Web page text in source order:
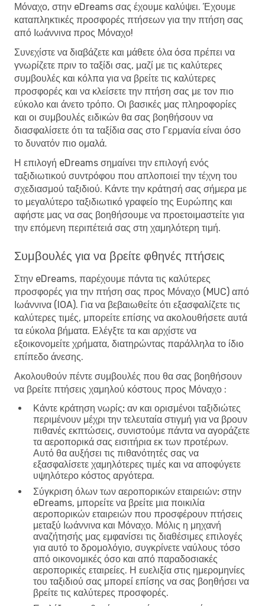
Μόναχο, στην eDreams σας έχουμε καλύψει. Έχουμε
καταπληκτικές προσφορές πτήσεων για την πτήση σας
από Ιωάννινα προς Μόναχο!
Συνεχίστε να διαβάζετε και μάθετε όλα όσα πρέπει να
γνωρίζετε πριν το ταξίδι σας, μαζί με τις καλύτερες
συμβουλές και κόλπα για να βρείτε τις καλύτερες
προσφορές και να κλείσετε την πτήση σας με τον πιο
εύκολο και άνετο τρόπο. Οι βασικές μας πληροφορίες
και οι συμβουλές ειδικών θα σας βοηθήσουν να
διασφαλίσετε ότι τα ταξίδια σας στο Γερμανία είναι όσο
το δυνατόν πιο ομαλά.
Η επιλογή eDreams σημαίνει την επιλογή ενός
ταξιδιωτικού συντρόφου που απλοποιεί την τέχνη του
σχεδιασμού ταξιδιού. Κάντε την κράτησή σας σήμερα με
το μεγαλύτερο ταξιδιωτικό γραφείο της Ευρώπης και
αφήστε μας να σας βοηθήσουμε να προετοιμαστείτε για
την επόμενη περιπέτειά σας στη χαμηλότερη τιμή.
Συμβουλές για να βρείτε φθηνές πτήσεις
Στην eDreams, παρέχουμε πάντα τις καλύτερες
προσφορές για την πτήση σας προς Μόναχο (MUC) από
Ιωάννινα (IOA). Για να βεβαιωθείτε ότι εξασφαλίζετε τις
καλύτερες τιμές, μπορείτε επίσης να ακολουθήσετε αυτά
τα εύκολα βήματα. Ελέγξτε τα και αρχίστε να
εξοικονομείτε χρήματα, διατηρώντας παράλληλα το ίδιο
επίπεδο άνεσης.
Ακολουθούν πέντε συμβουλές που θα σας βοηθήσουν
να βρείτε πτήσεις χαμηλού κόστους προς Μόναχο :
Κάντε κράτηση νωρίς: αν και ορισμένοι ταξιδιώτες
περιμένουν μέχρι την τελευταία στιγμή για να βρουν
πιθανές εκπτώσεις, συνιστούμε πάντα να αγοράζετε
τα αεροπορικά σας εισιτήρια εκ των προτέρων.
Αυτό θα αυξήσει τις πιθανότητές σας να
εξασφαλίσετε χαμηλότερες τιμές και να αποφύγετε
υψηλότερο κόστος αργότερα.
Σύγκριση όλων των αεροπορικών εταιρειών: στην
eDreams, μπορείτε να βρείτε μια ποικιλία
αεροπορικών εταιρειών που προσφέρουν πτήσεις
μεταξύ Ιωάννινα και Μόναχο. Μόλις η μηχανή
αναζήτησής μας εμφανίσει τις διαθέσιμες επιλογές
για αυτό το δρομολόγιο, συγκρίνετε ναύλους τόσο
από οικονομικές όσο και από παραδοσιακές
αεροπορικές εταιρείες. Η ευελιξία στις ημερομηνίες
του ταξιδιού σας μπορεί επίσης να σας βοηθήσει να
βρείτε τις καλύτερες προσφορές.